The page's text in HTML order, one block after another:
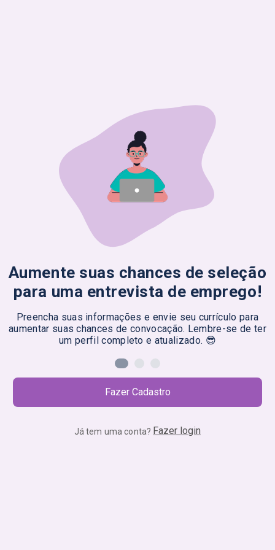
Aumente suas chances de seleção
para uma entrevista de emprego!
Preencha suas informações e envie seu currículo para
aumentar suas chances de convocação. Lembre-se de ter
um perfil completo e atualizado. 😎
Fazer Cadastro
Já tem uma conta? Fazer login